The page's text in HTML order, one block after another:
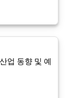
업 동향 및 예